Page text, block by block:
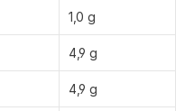
1,0 g
4,9 g
4,9 g